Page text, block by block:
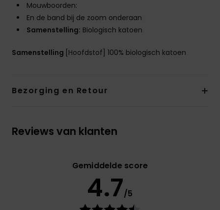
Mouwboorden:
En de band bij de zoom onderaan
Samenstelling: Biologisch katoen
Samenstelling [Hoofdstof] 100% biologisch katoen
Bezorging en Retour
Reviews van klanten
Gemiddelde score
4.7/5